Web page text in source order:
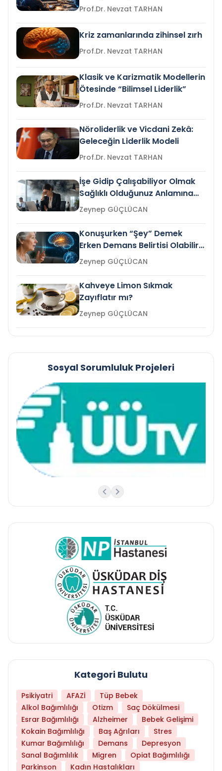
Prof.Dr. Nevzat TARHAN
Kriz zamanlarında zihinsel zırh
Prof.Dr. Nevzat TARHAN
Klasik ve Karizmatik Modellerin
Ötesinde “Bilimsel Liderlik”
Prof.Dr. Nevzat TARHAN
Nöroliderlik ve Vicdani Zekâ:
Geleceğin Liderlik Modeli
Prof.Dr. Nevzat TARHAN
İşe Gidip Çalışabiliyor Olmak
Sağlıklı Olduğunuz Anlamına
Gelir mi?Zeynep GÜÇLÜCAN
Konuşurken “Şey” Demek
Erken Demans Belirtisi Olabilir
mi?
Zeynep GÜÇLÜCAN
Kahveye Limon Sıkmak
Zayıflatır mı?
Zeynep GÜÇLÜCAN
Sosyal Sorumluluk Projeleri
Kategori Bulutu
Psikiyatri AFAZİ
Tüp Bebek
Alkol Bağımlılığı
Otizm
Saç Dökülmesi
Esrar Bağımlılığı
Alzheimer
Bebek Gelişimi
Kokain Bağımlılığı
Baş Ağrıları
Stres
Kumar Bağımlılığı
Demans
Depresyon
Sanal Bağımlılık
Migren
Opiat Bağımlılığı
Parkinson
Kadın Hastalıkları